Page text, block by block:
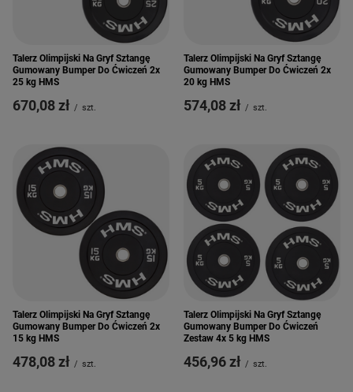
Talerz Olimpijski Na Gryf Sztangę
Gumowany Bumper Do Ćwiczeń 2x
25 kg HMS
670,08 zł / szt.
Talerz Olimpijski Na Gryf Sztangę
Gumowany Bumper Do Ćwiczeń 2x
20 kg HMS
574,08 zł / szt.
Talerz Olimpijski Na Gryf Sztangę
Gumowany Bumper Do Ćwiczeń 2x
15 kg HMS
478,08 zł / szt.
Talerz Olimpijski Na Gryf Sztangę
Gumowany Bumper Do Ćwiczeń
Zestaw 4x 5 kg HMS
456,96 zł / szt.